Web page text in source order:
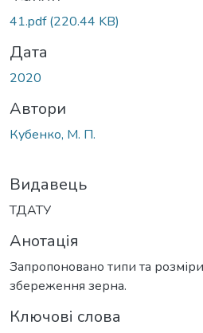
41.pdf(220.44 KB)
Дата
2020
Автори
Кубенко, М. П.
Видавець
ТДАТУ
Анотація
Запропоновано типи та
збереження зерна.
Ключові слова